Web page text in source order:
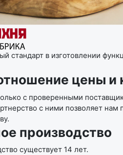
стандарт в изготовлении
цены и
с проверенными
с ними позволяет
производство
существует 14 лет.